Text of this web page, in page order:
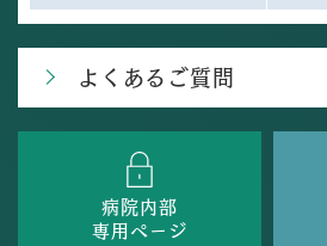
よくあるご質問
病院内部
専用ページ